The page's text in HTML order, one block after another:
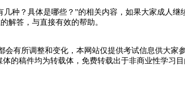
几种？具体是哪些？”的相关内容，如果大家成人
解答，与直接有效的帮助。
会有所调整和变化，本网站仅提供考试信息供大家
的稿件均为转载体，免费转载出于非商业性学习